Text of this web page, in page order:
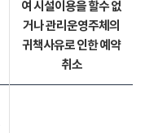
여 시설이용을 할수 없
거나 관리운영주체의
귀책사유로 인한 예약
취소